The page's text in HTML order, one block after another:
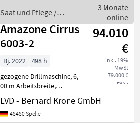
Einscheibenschare
________
Saat und Pflege /
Amazone
3 Monate
online
Amazone Cirrus
6003-2
94.010
€
inkl. 19%
MwSt
79.000 €
exkl.
Bj. 2022
498 h
gezogene Drillmaschine, 6,
00 m Arbeitsbreite,
pneumatisch,
Doppelscheibenschare,
Exaktstriegel,
LVD - Bernard Krone GmbH
48480 Spelle